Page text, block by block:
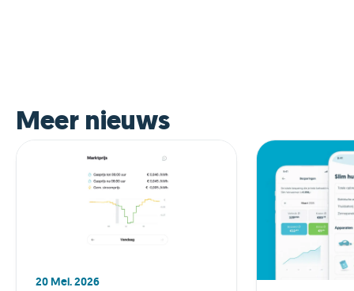
Meer nieuws
20 Mei. 2026